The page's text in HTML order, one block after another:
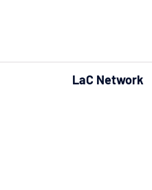
LaC Network